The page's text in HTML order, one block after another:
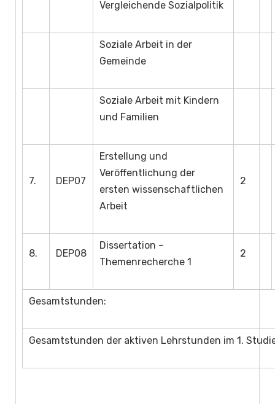
Vergleichende Sozialpolitik
Soziale Arbeit in der
Gemeinde
Soziale Arbeit mit Kindern
und Familien
7. DEP07
Erstellung und
Veröffentlichung der
ersten wissenschaftlichen
Arbeit
2
8. DEP08
Dissertation –
Themenrecherche 1
2
Gesamtstunden:
Gesamtstunden der aktiven Lehrstunden im 1.